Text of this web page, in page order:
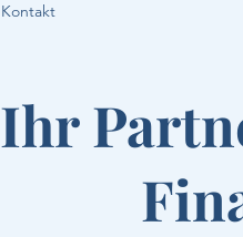
Kontakt
Ihr